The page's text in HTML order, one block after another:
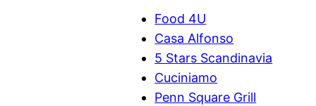
Food 4U
Casa Alfonso
5 Stars Scandinavia
Cuciniamo
Penn Square Grill